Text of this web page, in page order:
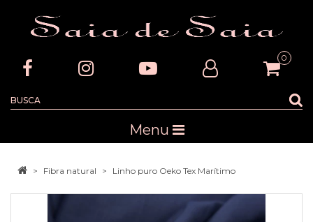
0
Menu
Fibra natural Linho puro Oeko Tex Marítimo